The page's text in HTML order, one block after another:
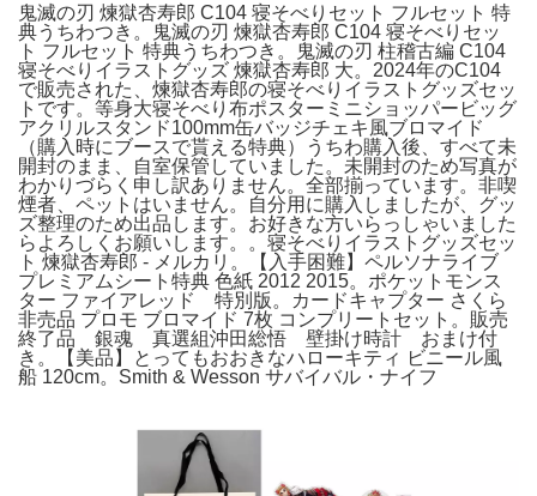
鬼滅の刃 煉獄杏寿郎 C104 寝そべりセット フルセット 特
典うちわつき。鬼滅の刃 煉獄杏寿郎 C104 寝そべりセッ
ト フルセット 特典うちわつき。鬼滅の刃 柱稽古編 C104
寝そべりイラストグッズ 煉獄杏寿郎 大。2024年のC104
で販売された、煉獄杏寿郎の寝そべりイラストグッズセッ
トです。等身大寝そべり布ポスターミニショッパービッグ
アクリルスタンド100mm缶バッジチェキ風ブロマイド
（購入時にブースで貰える特典）うちわ購入後、すべて未
開封のまま、自室保管していました。未開封のため写真が
わかりづらく申し訳ありません。全部揃っています。非喫
煙者、ペットはいません。自分用に購入しましたが、グッ
ズ整理のため出品します。お好きな方いらっしゃいました
らよろしくお願いします。。寝そべりイラストグッズセッ
ト 煉獄杏寿郎 - メルカリ。【入手困難】ペルソナライブ
プレミアムシート特典 色紙 2012 2015。ポケットモンス
ター ファイアレッド 特別版。カードキャプター さくら
非売品 プロモ ブロマイド 7枚 コンプリートセット。販売
終了品 銀魂 真選組沖田総悟 壁掛け時計 おまけ付
き。【美品】とってもおおきなハローキティ ビニール風
船 120cm。Smith & Wesson サバイバル・ナイフ